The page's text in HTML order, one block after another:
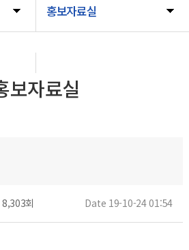
홍보자료실
보자료실
회 Date 19-10-24 01:54